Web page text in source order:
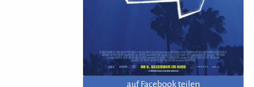
auf Facebook teilen